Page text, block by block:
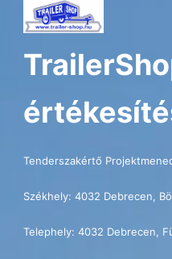
Tenderszakértő
Székhely: 4032 Debrecen,
Telephely: 4032 Debrecen,